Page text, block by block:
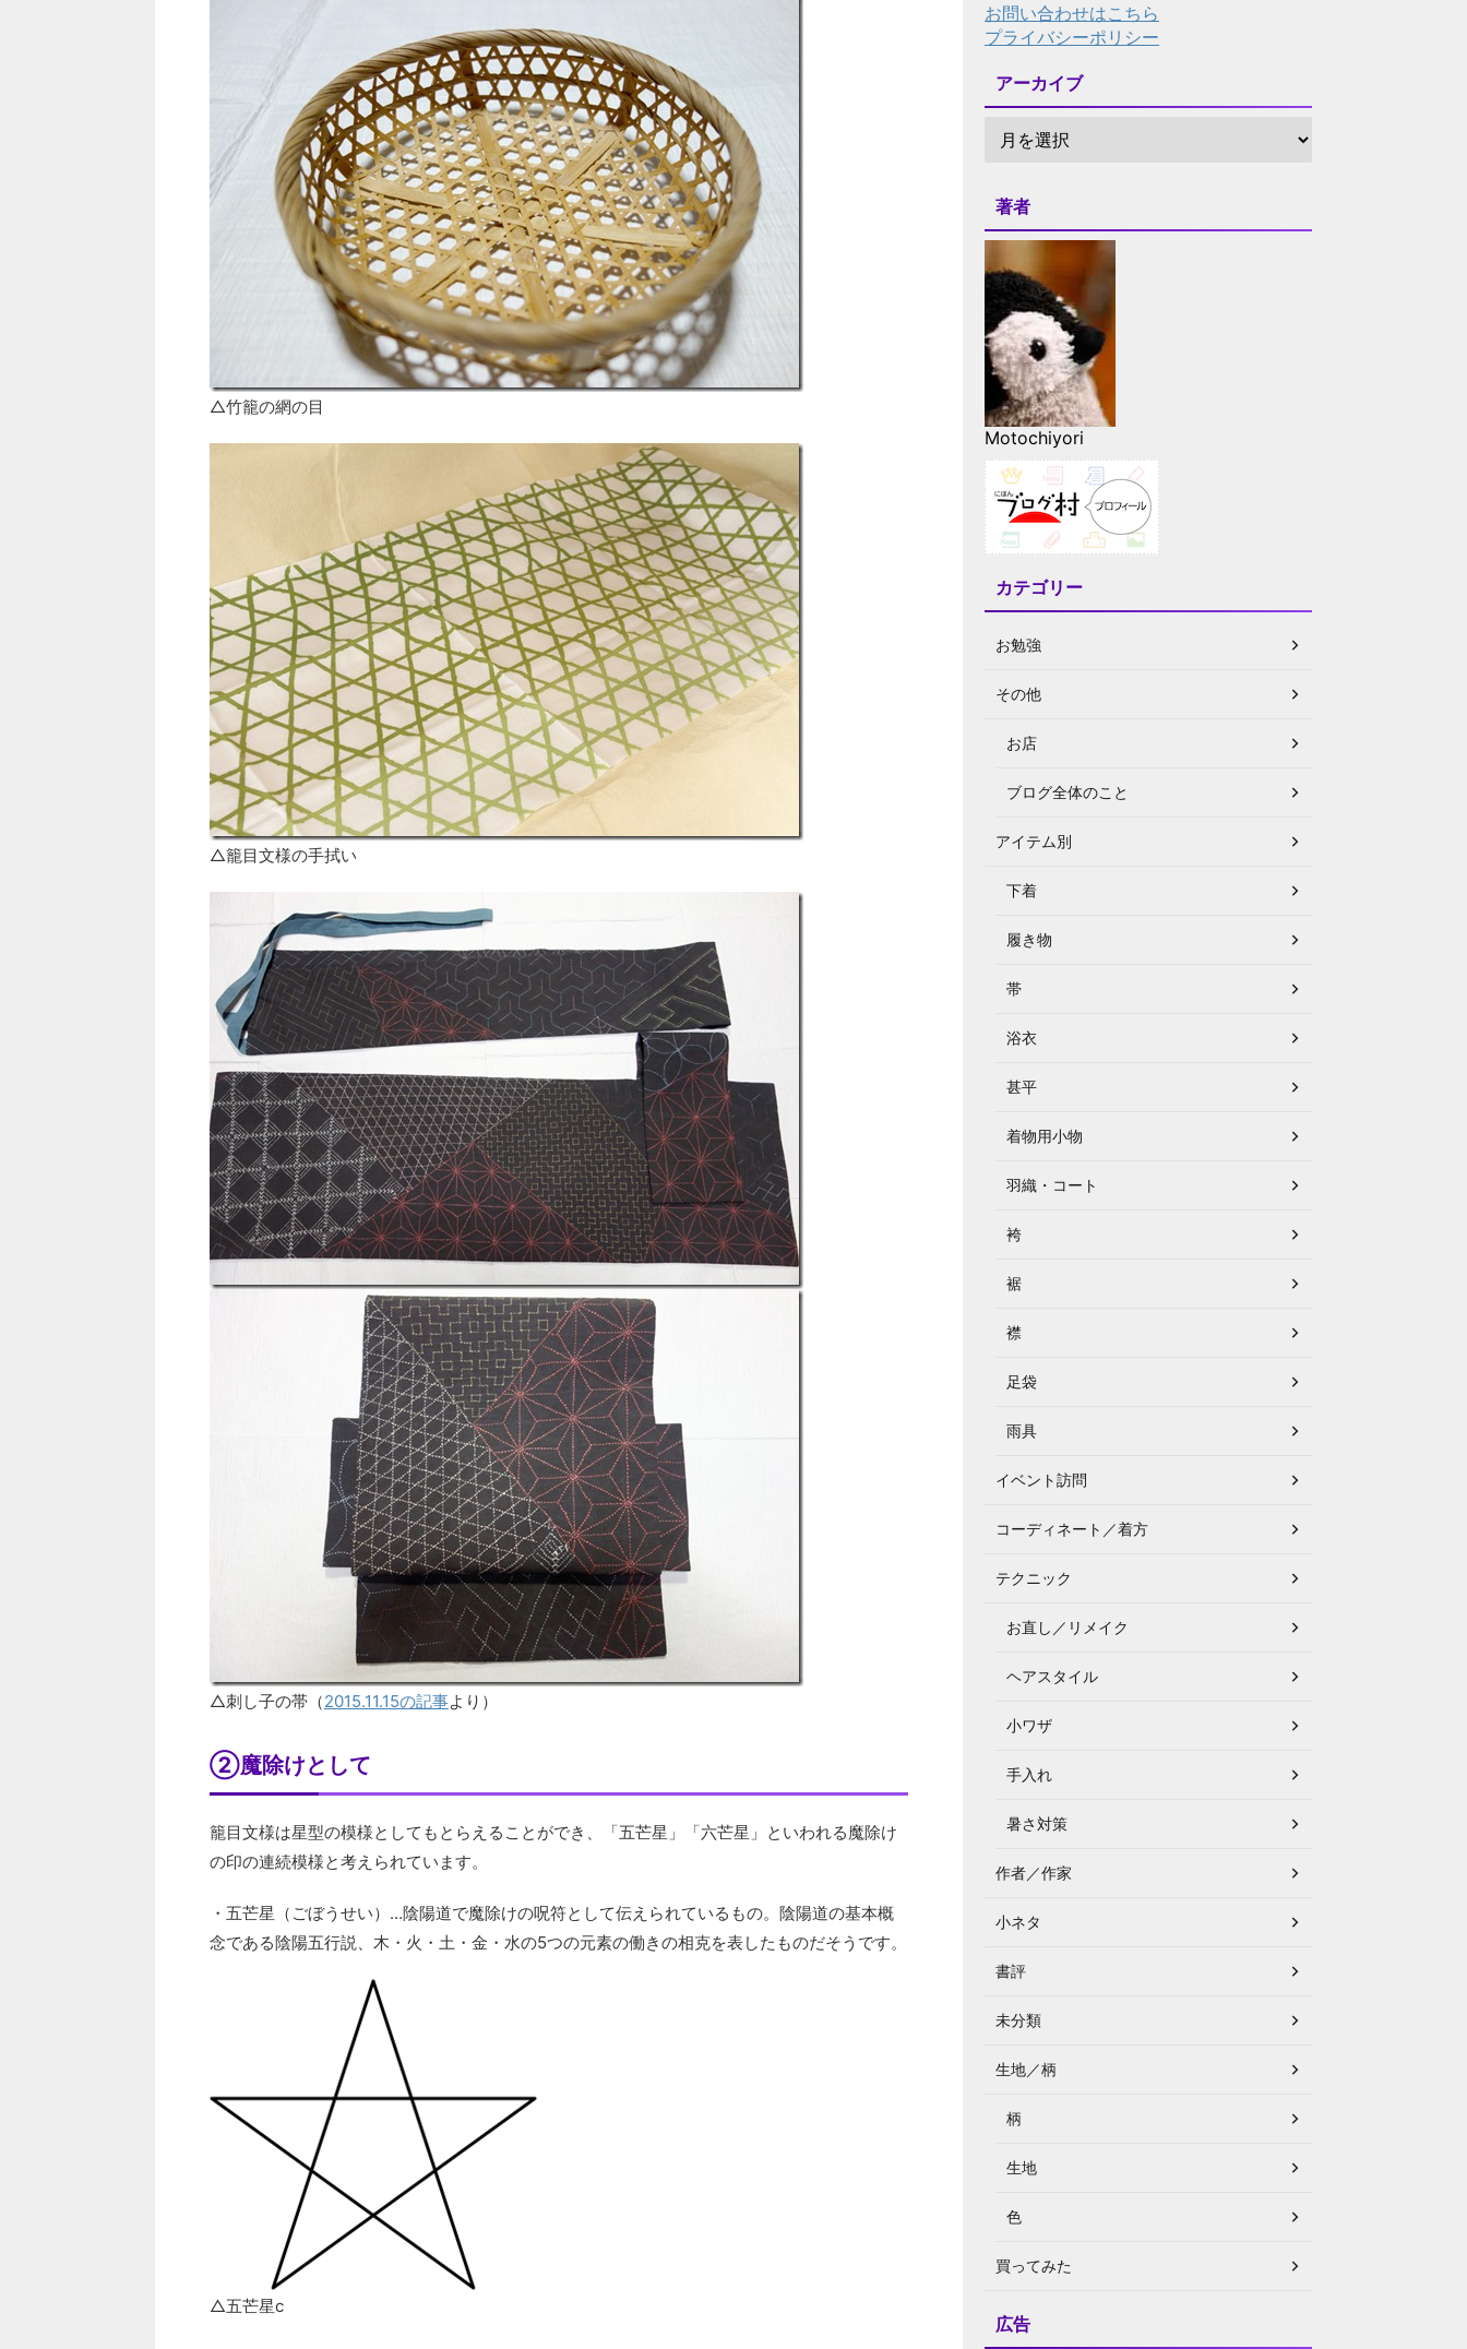
△竹籠の網の目
△籠目文様の手拭い
△刺し子の帯（2015.11.15の記事より）
②魔除けとして
籠目文様は星型の模様としてもとらえることができ、「五芒星」「六芒星」といわれる魔除け
の印の連続模様と考えられています。
・五芒星（ごぼうせい）…陰陽道で魔除けの呪符として伝えられているもの。陰陽道の基本概
念である陰陽五行説、木・火・土・金・水の5つの元素の働きの相克を表したものだそうです。
△五芒星c
お問い合わせはこちら
プライバシーポリシー
アーカイブ
著者
Motochiyori
カテゴリー
お勉強
その他
お店
ブログ全体のこと
アイテム別
下着
履き物
帯
浴衣
甚平
着物用小物
羽織・コート
袴
裾
襟
足袋
雨具
イベント訪問
コーディネート／着方
テクニック
お直し／リメイク
ヘアスタイル
小ワザ
手入れ
暑さ対策
作者／作家
小ネタ
書評
未分類
生地／柄
柄
生地
色
買ってみた
広告